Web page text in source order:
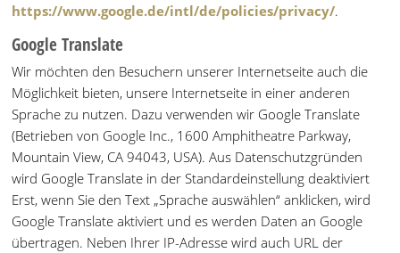
https://www.google.de/intl/de/policies/privacy/.
Google Translate
Wir möchten den Besuchern unserer Internetseite auch die
Möglichkeit bieten, unsere Internetseite in einer anderen
Sprache zu nutzen. Dazu verwenden wir Google Translate
(Betrieben von Google Inc., 1600 Amphitheatre Parkway,
Mountain View, CA 94043, USA). Aus Datenschutzgründen
wird Google Translate in der Standardeinstellung deaktiviert
Erst, wenn Sie den Text „Sprache auswählen“ anklicken, wird
Google Translate aktiviert und es werden Daten an Google
übertragen. Neben Ihrer IP-Adresse wird auch URL der